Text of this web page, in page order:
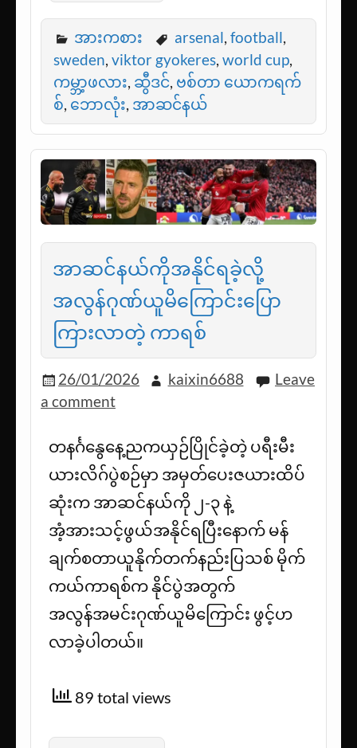
အားကစား arsenal, football,
sweden,viktor gyokeres,world cup,
ကမ္ဘာ့ဖလား, ဆွီဒင်, ဗစ်တာ ယောကရက်
စ်, ဘောလုံး, အာဆင်နယ်
အာဆင်နယ်ကိုအနိုင်ရခဲ့လို့
အလွန်ဂုဏ်ယူမိကြောင်းပြော
ကြားလာတဲ့ ကာရစ်
26/01/2026 kaixin6688
Leave
a comment
တနင်္ဂနွေနေ့ညကယှဉ်ပြိုင်ခဲ့တဲ့ ပရီးမီး
ယားလိဂ်ပွဲစဉ်မှာ အမှတ်ပေးဇယားထိပ်
ဆုံးက အာဆင်နယ်ကို ၂-၃ နဲ့
အံ့အားသင့်ဖွယ်အနိုင်ရပြီးနောက် မန်
ချက်စတာယူနိုက်တက်နည်းပြသစ် မိုက်
ကယ်ကာရစ်က နိုင်ပွဲအတွက်
အလွန်အမင်းဂုဏ်ယူမိကြောင်း ဖွင့်ဟ
လာခဲ့ပါတယ်။
89 total views